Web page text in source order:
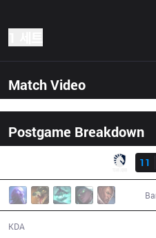
Match Video
Postgame Breakdown
11
KDA